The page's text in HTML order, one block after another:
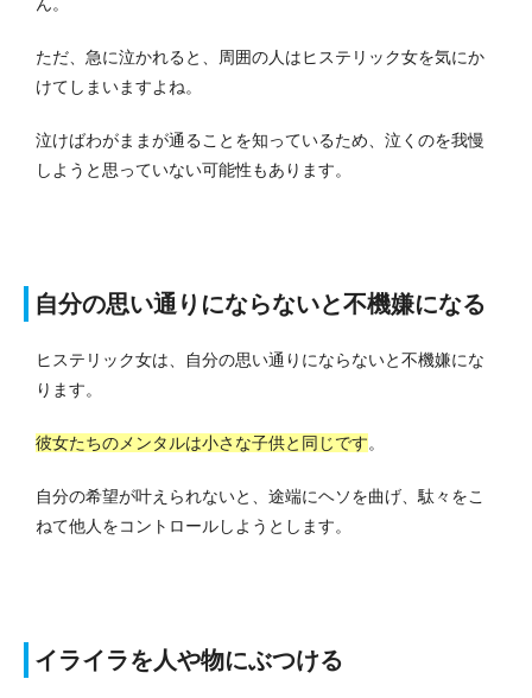
ただ、急に泣かれると、周囲の人はヒステリック女を気にか
けてしまいますよね。
泣けばわがままが通ることを知っているため、泣くのを我慢
しようと思っていない可能性もあります。
自分の思い通りにならないと不機嫌になる
ヒステリック女は、自分の思い通りにならないと不機嫌にな
ります。
彼女たちのメンタルは小さな子供と同じです。
自分の希望が叶えられないと、途端にヘソを曲げ、駄々をこ
ねて他人をコントロールしようとします。
イライラを人や物にぶつける